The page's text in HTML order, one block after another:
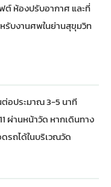
ต์ ห้องปรับอากาศ และที่
รับงานศพในย่านสุขุมวิท
ต่อประมาณ 3-5 นาที
ผ่านหน้าวัด หากเดินทาง
รถได้ในบริเวณวัด